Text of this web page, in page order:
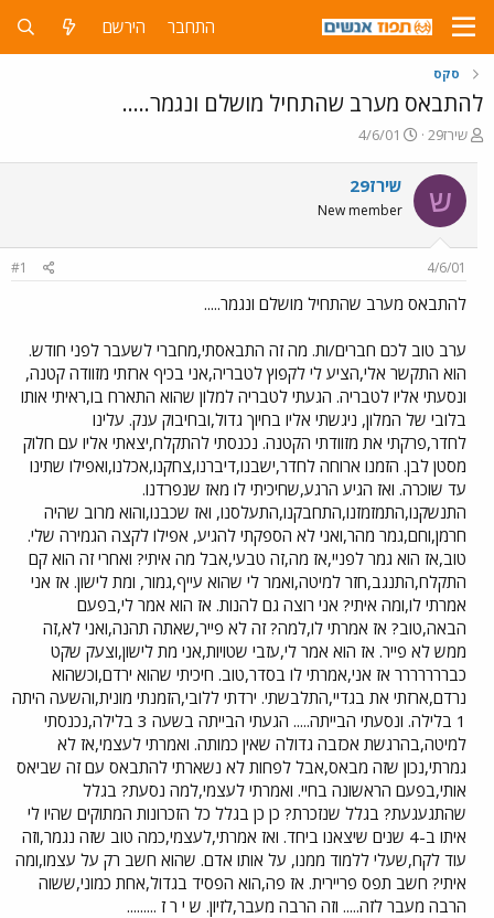
התחבר הירשם
סקס
להתבאס מערב שהתחיל מושלם ונגמר.....
פ
ח
ה
ו
ש
שירז29
פ
ס
ם
ת
י
4/6/01
ש שירז29
New member
4/6/01
#1
להתבאס מערב שהתחיל מושלם ונגמר.....
ערב טוב לכם חברים/ות. מה זה התבאסתי,מחברי לשעבר לפני חודש.
הוא התקשר אלי,הציע לי לקפוץ לטבריה,אני בכיף ארזתי מזוודה קטנה,
ונסעתי אליו לטבריה. הגעתי לטבריה למלון שהוא התארח בו,ראיתי אותו
בלובי של המלון, ניגשתי אליו בחיוך גדול,ובחיבוק ענק. עלינו
לחדר,פרקתי את מזוודתי הקטנה. נכנסתי להתקלח,יצאתי אליו עם חלוק
מסטן לבן. הזמנו ארוחה לחדר,ישבנו,דיברנו,צחקנו,אכלנו,ואפילו שתינו
עד שוכרה. ואז הגיע הרגע,שחיכיתי לו מאז שנפרדנו.
התנשקנו,התמזמזנו,התחבקנו,התעלסנו, ואז שכבנו,והוא מרוב שהיה
חרמן,וחם,גמר מהר,ואני לא הספקתי להגיע, אפילו לקצה הגמירה שלי.
טוב,אז הוא גמר לפניי,אז מה,זה טבעי,אבל מה איתי? ואחרי זה הוא קם
התקלח,התנגב,חזר למיטה,ואמר לי שהוא עייף,גמור, ומת לישון. אז אני
אמרתי לו,ומה איתי? אני רוצה גם להנות. אז הוא אמר לי,בפעם
הבאה,טוב? אז אמרתי לו,למה? זה לא פייר,שאתה תהנה,ואני לא,זה
ממש לא פייר. אז הוא אמר לי,עזבי שטויות,אני מת לישון,וצעק שקט
כבררררררר אז אני,אמרתי לו בסדר,טוב. חיכיתי שהוא ירדם,וכשהוא
נרדם,ארזתי את בגדיי,התלבשתי. ירדתי ללובי,הזמנתי מונית,והשעה היתה
1 בלילה. ונסעתי הבייתה..... הגעתי הבייתה בשעה 3 בלילה,נכנסתי
למיטה,בהרגשת אכזבה גדולה שאין כמותה. ואמרתי לעצמי,אז לא
גמרתי,נכון שזה מבאס,אבל לפחות לא נשארתי להתבאס עם זה שביאס
אותי,בפעם הראשונה בחיי. ואמרתי לעצמי,למה נסעת? בגלל
שהתגעגעת? בגלל שנזכרת? כן כן בגלל כל הזכרונות המתוקים שהיו לי
איתו ב-4 שנים שיצאנו ביחד. ואז אמרתי,לעצמי,כמה טוב שזה נגמר,וזה
עוד לקח,שעלי ללמוד ממנו, על אותו אדם. שהוא חשב רק על עצמו,ומה
איתי? חשב תפס פריירית. אז פה,הוא הפסיד בגדול,אחת כמוני,ששוה
הרבה מעבר לזה..... וזה הרבה מעבר,לזיון. ש י ר ז .........